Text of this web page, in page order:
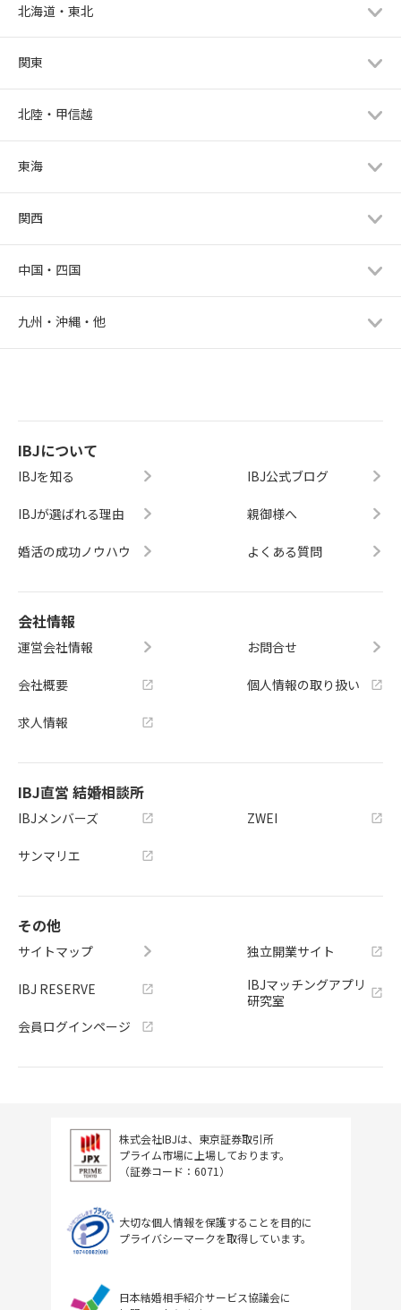
北海道・東北
関東
北陸・甲信越
東海
関西
中国・四国
九州・沖縄・他
IBJについて
IBJを知る
IBJが選ばれる理由
婚活の成功ノウハウ
IBJ公式ブログ
親御様へ
よくある質問
会社情報
運営会社情報
会社概要
求人情報
お問合せ
個人情報の取り扱い
IBJ直営 結婚相談所
IBJメンバーズ
サンマリエ
ZWEI
その他
サイトマップ
IBJ RESERVE
会員ログインページ
独立開業サイト
IBJマッチングアプリ
研究室
株式会社IBJは、東京証券取引所
プライム市場に上場しております。
（証券コード：6071）
大切な個人情報を保護することを目的に
プライバシーマークを取得しています。
日本結婚相手紹介サービス協議会に